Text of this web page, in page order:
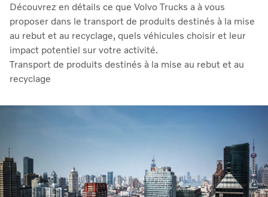
Découvrez en détails ce que Volvo Trucks a à vous
proposer dans le transport de produits destinés à la mise
au rebut et au recyclage, quels véhicules choisir et leur
impact potentiel sur votre activité.
Transport de produits destinés à la mise au rebut et au
recyclage